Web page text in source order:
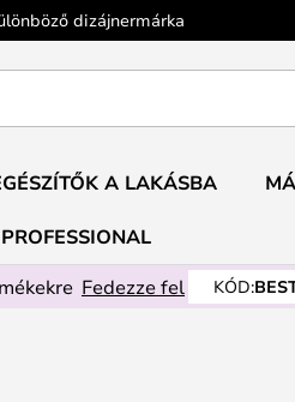
dizájnermárka
A LAKÁSBA
PROFESSIONAL
Fedezze fel KÓD: